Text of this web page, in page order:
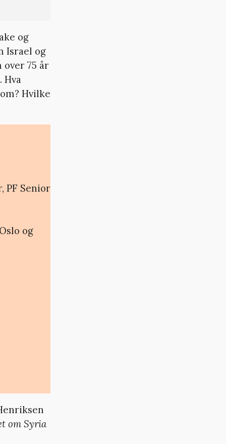
og
Israel og
75 år
Hva
Hvilke
PF Senior
og
om Syria